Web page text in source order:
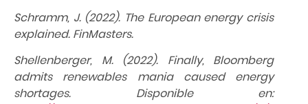
Schramm, J. (2022). The European energy crisis
explained. FinMasters.
Shellenberger, M. (2022). Finally, Bloomberg
admits renewables mania caused energy
shortages. Disponible en: